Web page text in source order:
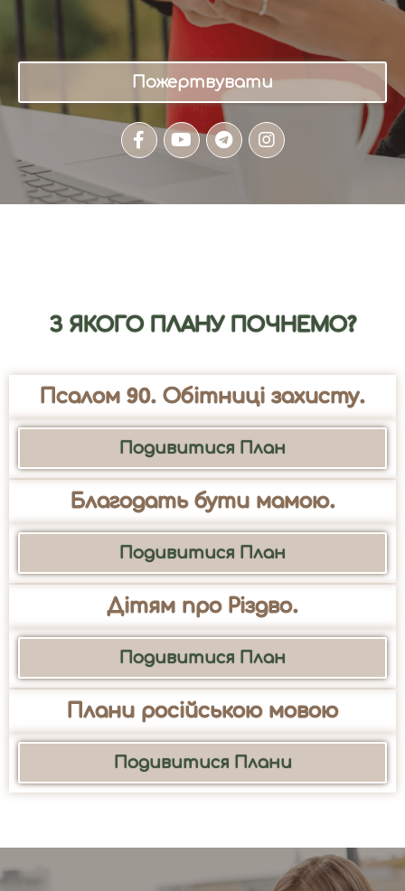
Пожертвувати
З ЯКОГО ПЛАНУ ПОЧНЕМО?
Псалом 90. Обітниці захисту.
Подивитися План
Благодать бути мамою.
Подивитися План
Дітям про Різдво.
Подивитися План
Плани російською мовою
Подивитися Плани